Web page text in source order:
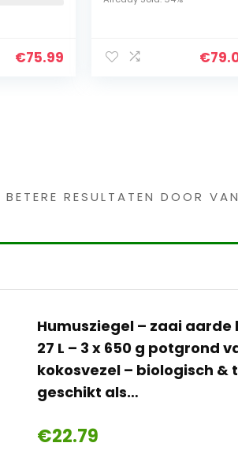
75.99 79.00
RESULTATEN DOOR
Humusziegel – zaai aarde
27 L – 3 x 650 g potgrond van
kokosvezel – biologisch &
geschikt als…
22.79